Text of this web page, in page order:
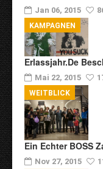
Jan 06, 2015
Erlassjahr.de
Mai 22, 2015
KAMPAGNEN
Ein Echter BOSS
Nov 27, 2015
WEITBLICK